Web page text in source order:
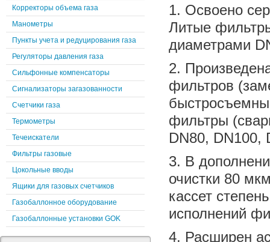
1. Освоено
Литые
диаметрами
2.
фильтров
фильтры
DN80, DN100,
3. В
очистки 80
кассет
исполнений
4. Расширен
Корректоры объема газа
Манометры
Пункты учета и редуцирования газа
Регуляторы давления газа
Сильфонные компенсаторы
Сигнализаторы загазованности
Счетчики газа
Термометры
Течеискатели
Фильтры газовые
Цокольные вводы
Ящики для газовых счетчиков
Газобаллонное оборудование
Газобаллонные установки GOK